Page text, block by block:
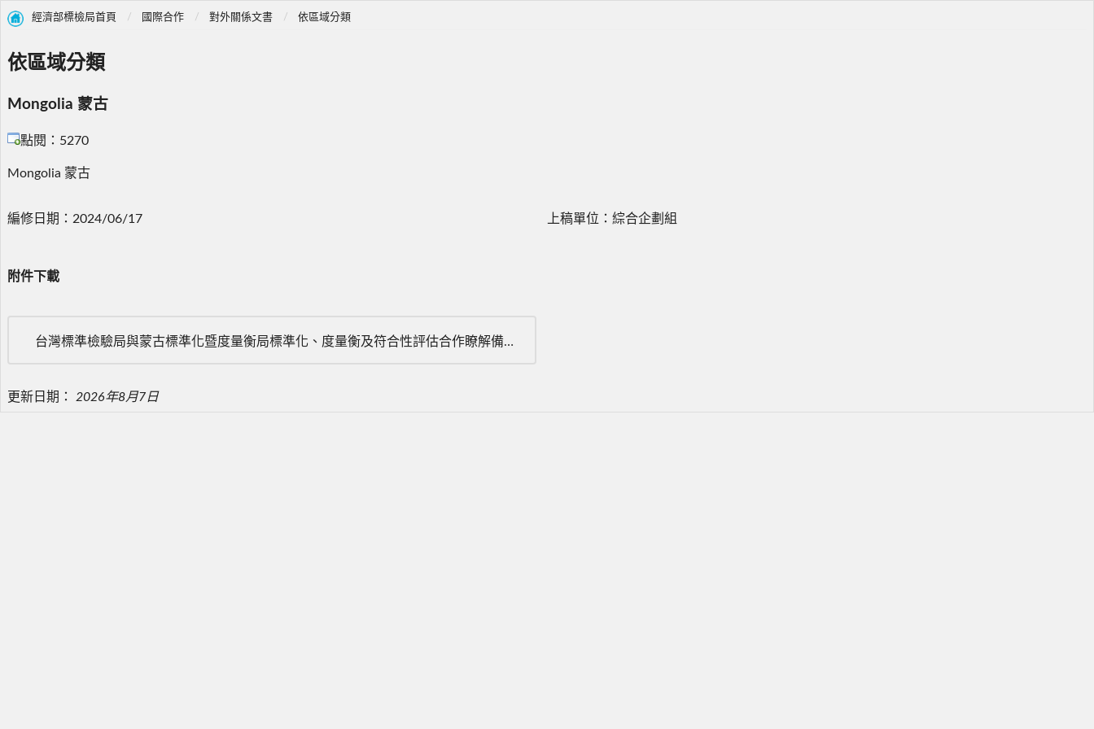
經濟部標檢局首頁 國際合作 對外關係文書 依區域分類
依區域分類
Mongolia 蒙古
點閱：5270
Mongolia 蒙古
編修日期：2024/06/17 上稿單位：綜合企劃組
附件下載
台灣標準檢驗局與蒙古標準化暨度量衡局標準化、度量衡及符合性評估合作瞭解備忘錄
更新日期： 2026年8月7日